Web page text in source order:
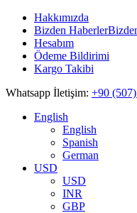
Hakkımızda
Bizden Haberler
Hesabım
Ödeme Bildirimi
Kargo Takibi
Whatsapp İletişim: +90
English
English
Spanish
German
USD
USD
INR
GBP